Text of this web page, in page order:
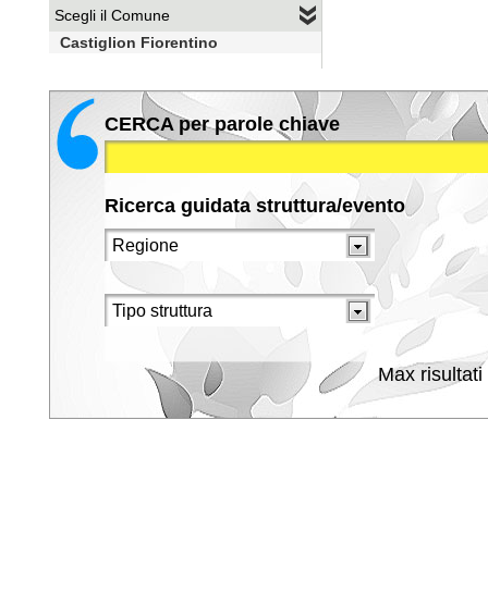
Scegli il Comune
Castiglion Fiorentino
CERCA per parole chiave
Ricerca guidata struttura/evento
Max risultati